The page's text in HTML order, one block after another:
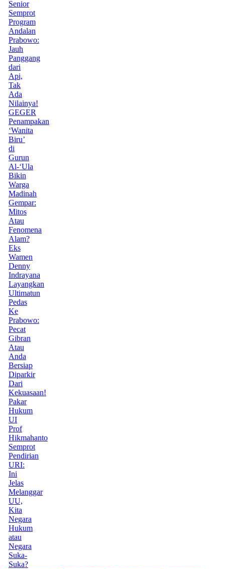
Senior
Semprot
Program
Andalan
Prabowo:
Jauh
Panggang
dari
Api,
Tak
Ada
Nilainya!
GEGER
Penampakan
‘Wanita
Biru’
di
Gurun
Al-‘Ula
Bikin
Warga
Madinah
Gempar:
Mitos
Atau
Fenomena
Alam?
Eks
Wamen
Denny
Indrayana
Layangkan
Ultimatun
Pedas
Ke
Prabowo:
Pecat
Gibran
Atau
Anda
Bersiap
Diparkir
Dari
Kekuasaan!
Pakar
Hukum
UI
Prof
Hikmahanto
Semprot
Pendirian
URI:
Ini
Jelas
Melanggar
UU,
Kita
Negara
Hukum
atau
Negara
Suka-
Suka?